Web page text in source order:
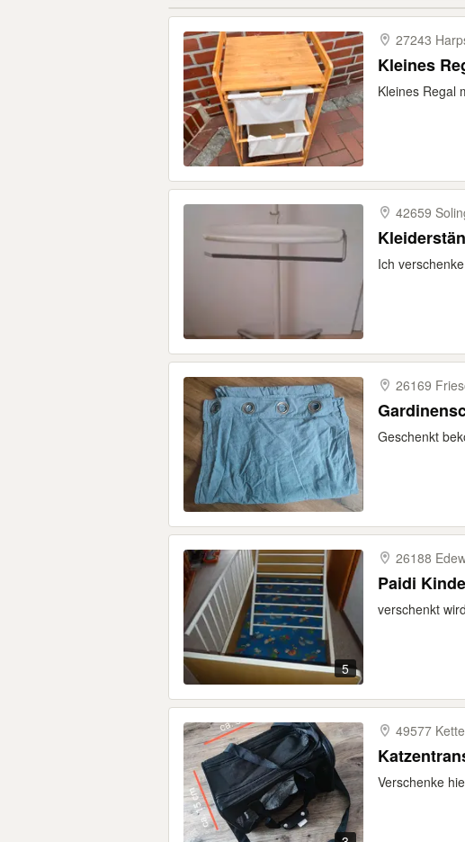
27243
Kleines
Kleines Regal
42659
Ich
26169
Geschenkt
5
26188
Paidi
verschenkt
49577
Verschenke